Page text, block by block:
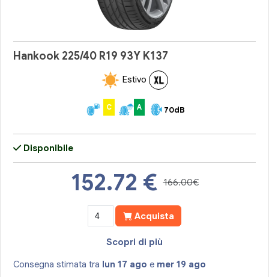
Hankook 225/40 R19 93Y K137
Estivo
C A 70dB
Disponibile
152.72 € 166.00€
Acquista
Scopri di più
Consegna stimata tra lun 17 ago e mer 19 ago